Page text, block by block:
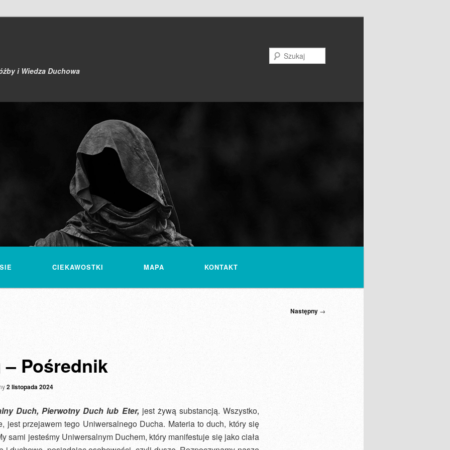
i Wiedza Duchowa
CIEKAWOSTKI MAPA KONTAKT
Następny →
– Pośrednik
2 listopada 2024
Duch, Pierwotny Duch lub Eter,jest żywą substancją. Wszystko,
jest przejawem tego Uniwersalnego Ducha. Materia to duch, który się
sami jesteśmy Uniwersalnym Duchem, który manifestuje się jako ciała